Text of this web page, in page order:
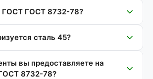
ГОСТ ГОСТ 8732-78?
сталь 45?
вы предоставляете на
8732-78?